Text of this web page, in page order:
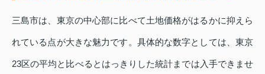
三島市は、東京の中心部に比べて土地価格がはるかに抑えら
れている点が大きな魅力です。具体的な数字としては、東京
23区の平均と比べるとはっきりした統計までは入手できませ